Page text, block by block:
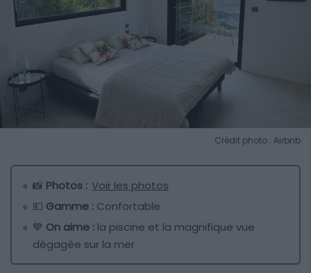
Crédit photo : Airbnb
📸 Photos : Voir les photos
💶 Gamme : Confortable
💙 On aime : la piscine et la magnifique vue
dégagée sur la mer